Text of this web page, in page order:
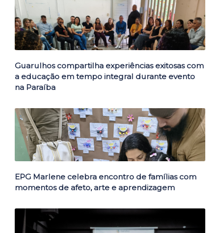
Outras Notícias
Guarulhos compartilha experiências exitosas com
a educação em tempo integral durante evento
na Paraíba
EPG Marlene celebra encontro de famílias com
momentos de afeto, arte e aprendizagem